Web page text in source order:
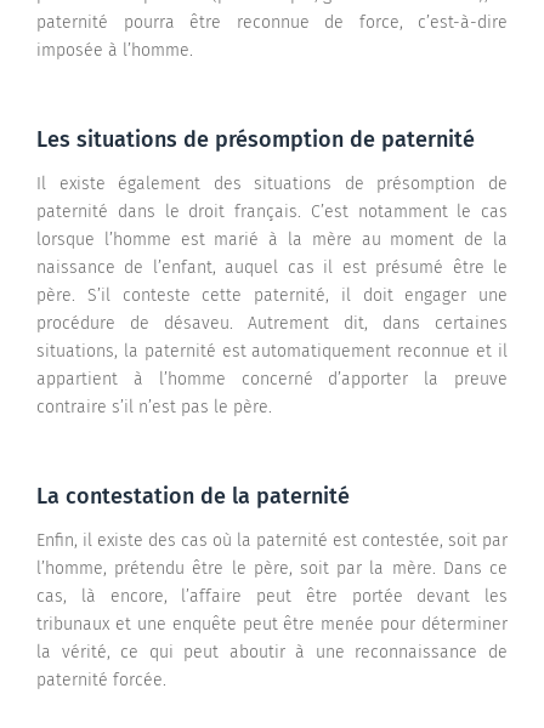
paternité pourra être reconnue de force, c’est-à-dire
imposée à l’homme.
Les situations de présomption de paternité
Il existe également des situations de présomption de
paternité dans le droit français. C’est notamment le cas
lorsque l’homme est marié à la mère au moment de la
naissance de l’enfant, auquel cas il est présumé être le
père. S’il conteste cette paternité, il doit engager une
procédure de désaveu. Autrement dit, dans certaines
situations, la paternité est automatiquement reconnue et il
appartient à l’homme concerné d’apporter la preuve
contraire s’il n’est pas le père.
La contestation de la paternité
Enfin, il existe des cas où la paternité est contestée, soit par
l’homme, prétendu être le père, soit par la mère. Dans ce
cas, là encore, l’affaire peut être portée devant les
tribunaux et une enquête peut être menée pour déterminer
la vérité, ce qui peut aboutir à une reconnaissance de
paternité forcée.